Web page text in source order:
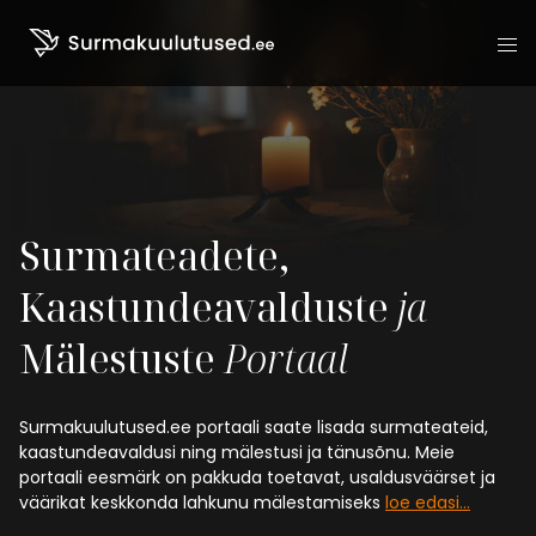
Surmateadete,
Kaastundeavalduste ja
MälestustePortaal
Surmakuulutused.ee portaali saate lisada surmateateid,
kaastundeavaldusi ning mälestusi ja tänusõnu. Meie
portaali eesmärk on pakkuda toetavat, usaldusväärset ja
väärikat keskkonda lahkunu mälestamiseks loe edasi…